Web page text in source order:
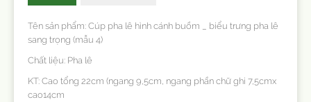
Tên sản phẩm: Cúp pha lê hình cánh buồm _ biểu trưng pha lê
sang trọng (mẫu 4)
Chất liệu: Pha lê
KT: Cao tổng 22cm (ngang 9,5cm, ngang phần chữ ghi 7,5cmx
cao14cm